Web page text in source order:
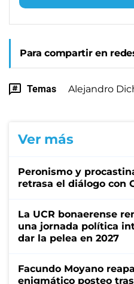
Para compartir en
Temas Alejandro
Ver más
Peronismo y
retrasa el diálogo con
La UCR bonaerense
una jornada política
dar la pelea en 2027
Facundo Moyano
enigmático posteo